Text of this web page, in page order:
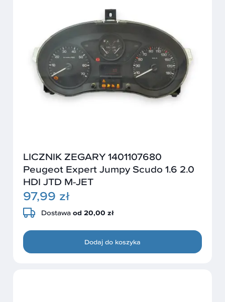
LICZNIK ZEGARY 1401107680
Peugeot Expert Jumpy Scudo 1.6 2.0
HDI JTD M-JET
97,99 zł
Dostawa od 20,00 zł
Dodaj do koszyka